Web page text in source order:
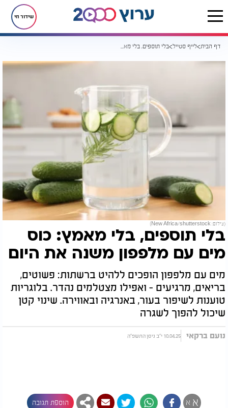
שידור חי
דף הבית לייף סטייל בלי תוספים, בלי מאמץ: כוס מים עם מלפפון משנה את היום
(צילום: New Africa/shutterstock)
בלי תוספים, בלי מאמץ: כוס
מים עם מלפפון משנה את היום
מים עם מלפפון הופכים ללהיט ברשתות: פשוטים,
בריאים, מרגיעים - ואפילו מצטלמים נהדר. בלוגריות
טוענות לשיפור בעור, באנרגיה ובאווירה. שינוי קטן
שיכול להפוך לשגרה
נועם ברקאי 10.04.25 י"ב ניסן התשפ"ה
א א הוספת תגובה